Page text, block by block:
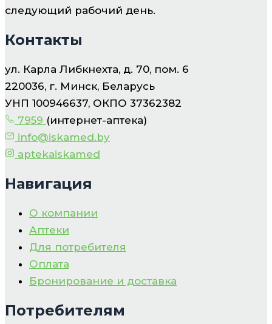
следующий рабочий день.
Контакты
ул. Карла Либкнехта, д. 70, пом. 6
220036, г. Минск, Беларусь
УНП 100946637, ОКПО 37362382
7959 (интернет-аптека)
info@iskamed.by
aptekaiskamed
Навигация
О компании
Аптеки
Для потребителя
Оплата
Бронирование и доставка
Потребителям